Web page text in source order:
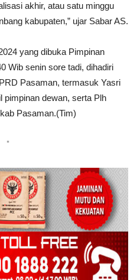
akhir, atau satu minggu
kabupaten,” ujar Sabar AS.
yang dibuka Pimpinan
Wib senin sore tadi, dihadiri
Pasaman, termasuk Yasri
pimpinan dewan, serta Plh
Pasaman.(Tim)
*